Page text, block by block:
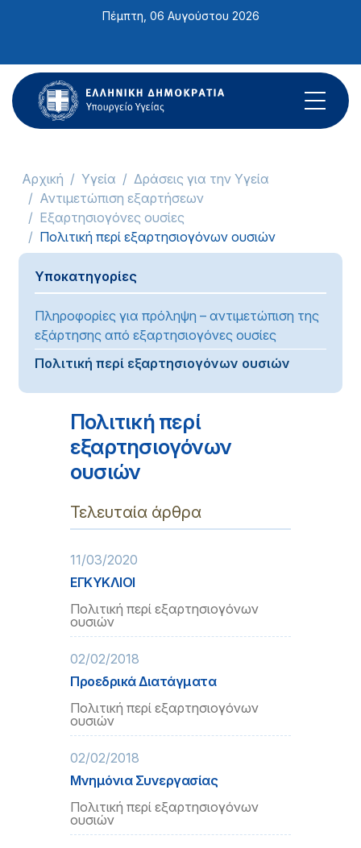
ιστότοπος
περιλαμβάνει
ένα
σύστημα
Πέμπτη, 06 Αυγούστου 2026
Αρχική Υγεία
Δράσεις για την Υγεία
Αντιμετώπιση εξαρτήσεων
Εξαρτησιογόνες ουσίες
Πολιτική περί εξαρτησιογόνων ουσιών
Υποκατηγορίες
Πληροφορίες για πρόληψη – αντιμετώπιση της
εξάρτησης από εξαρτησιογόνες ουσίες
Πολιτική περί εξαρτησιογόνων ουσιών
Πολιτική περί
εξαρτησιογόνων
ουσιών
Τελευταία άρθρα
11/03/2020
ΕΓΚΥΚΛΙΟΙ
Πολιτική περί εξαρτησιογόνων
ουσιών
02/02/2018
Προεδρικά Διατάγματα
Πολιτική περί εξαρτησιογόνων
ουσιών
02/02/2018
Μνημόνια Συνεργασίας
Πολιτική περί εξαρτησιογόνων
ουσιών